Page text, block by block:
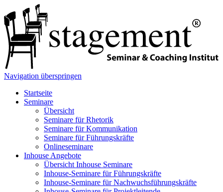
Navigation überspringen
Startseite
Seminare
Übersicht
Seminare für Rhetorik
Seminare für Kommunikation
Seminare für Führungskräfte
Onlineseminare
Inhouse Angebote
Übersicht Inhouse Seminare
Inhouse-Seminare für Führungskräfte
Inhouse-Seminare für Nachwuchsführungskräfte